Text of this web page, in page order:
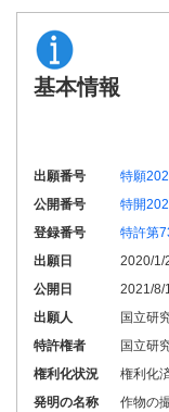
基本情報
出願番号
特願
公開番号
特開
登録番号
特許第
出願日
2020/1/
公開日
2021/8/
出願人
国立研
特許権者
国立研
権利化状況
権利化
発明の名称
作物の